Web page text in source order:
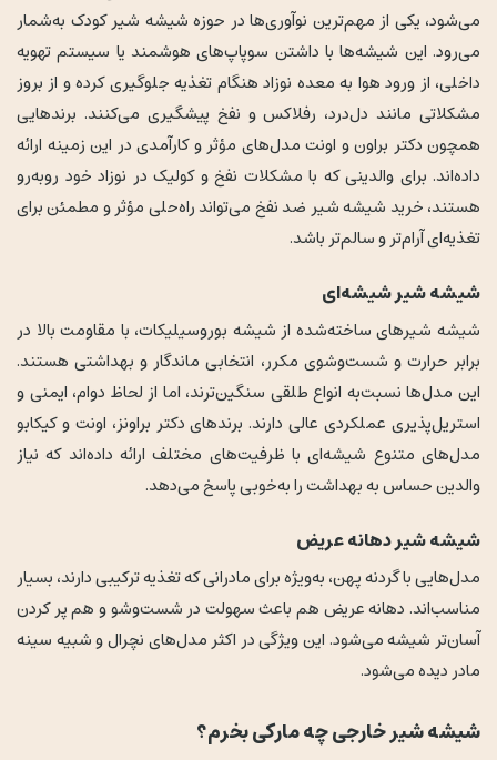
می‌شود، یکی از مهم‌ترین نوآوری‌ها در حوزه شیشه شیر کودک به‌شمار
می‌رود. این شیشه‌ها با داشتن سوپاپ‌های هوشمند یا سیستم تهویه
داخلی، از ورود هوا به معده نوزاد هنگام تغذیه جلوگیری کرده و از بروز
مشکلاتی مانند دل‌درد، رفلاکس و نفخ پیشگیری می‌کنند. برندهایی
همچون دکتر براون و اونت مدل‌های مؤثر و کارآمدی در این زمینه ارائه
داده‌اند. برای والدینی که با مشکلات نفخ و کولیک در نوزاد خود روبه‌رو
هستند، خرید شیشه شیر ضد نفخ می‌تواند راه‌حلی مؤثر و مطمئن برای
تغذیه‌ای آرام‌تر و سالم‌تر باشد.
شیشه شیر شیشه‌ای
شیشه شیرهای ساخته‌شده از شیشه بوروسیلیکات، با مقاومت بالا در
برابر حرارت و شست‌وشوی مکرر، انتخابی ماندگار و بهداشتی هستند.
این مدل‌ها نسبت‌به انواع طلقی سنگین‌ترند، اما از لحاظ دوام، ایمنی و
استریل‌پذیری عملکردی عالی دارند. برندهای دکتر براونز، اونت و کیکابو
مدل‌های متنوع شیشه‌ای با ظرفیت‌های مختلف ارائه داده‌اند که نیاز
والدین حساس به بهداشت را به‌خوبی پاسخ می‌دهد.
شیشه شیر دهانه عریض
مدل‌هایی با گردنه پهن، به‌ویژه برای مادرانی که تغذیه ترکیبی دارند، بسیار
مناسب‌اند. دهانه عریض هم باعث سهولت در شست‌وشو و هم پر کردن
آسان‌تر شیشه می‌شود. این ویژگی در اکثر مدل‌های نچرال و شبیه سینه
مادر دیده می‌شود.
شیشه شیر خارجی چه مارکی بخرم؟